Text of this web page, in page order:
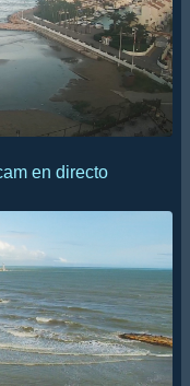
en directo